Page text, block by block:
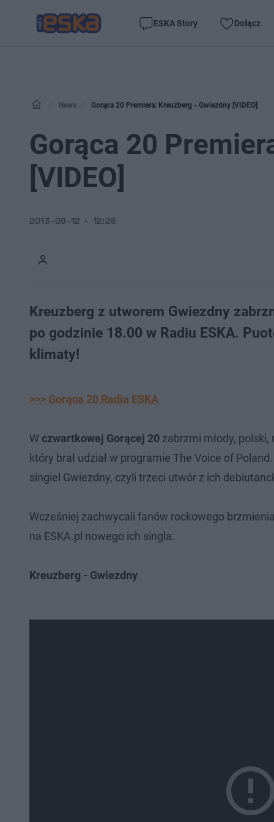
ESKA Story Dołącz
News Gorąca 20 Premiera: Kreuzberg - Gwiezdny [VIDEO]
Gorąca 20
[VIDEO]
2013-09-12 12:26
Kreuzberg z utworem Gwiezdny
po godzinie 18.00 w Radiu ESKA.
klimaty!
>>> Gorąca 20 Radia ESKA
W czwartkowej Gorącej 20 zabrzmi młody, polski,
który brał udział w programie The Voice of
singiel Gwiezdny, czyli trzeci utwór z ich
Wcześniej zachwycali fanów rockowego
na ESKA.pl nowego ich singla.
Kreuzberg - Gwiezdny